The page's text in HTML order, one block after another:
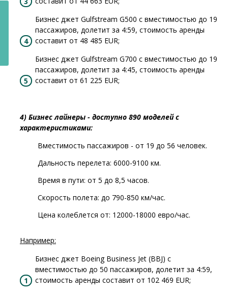
Бизнес джет Gulfstream G500 с вместимостью до 19
пассажиров, долетит за 4:59, стоимость аренды
составит от 48 485 EUR;
Бизнес джет Gulfstream G700 с вместимостью до 19
пассажиров, долетит за 4:45, стоимость аренды
составит от 61 225 EUR;
4) Бизнес лайнеры - доступно 890 моделей с
характеристиками:
Вместимость пассажиров - от 19 до 56 человек.
Дальность перелета: 6000-9100 км.
Время в пути: от 5 до 8,5 часов.
Скорость полета: до 790-850 км/час.
Цена колеблется от: 12000-18000 евро/час.
Например:
Бизнес джет Boeing Business Jet (BBJ) с
вместимостью до 50 пассажиров, долетит за 4:59,
стоимость аренды составит от 102 469 EUR;